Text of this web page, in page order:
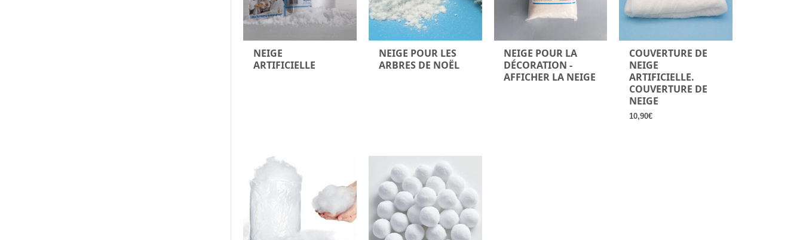
NEIGE
ARTIFICIELLE
NEIGE POUR LES
ARBRES DE NOËL
NEIGE POUR LA
DÉCORATION -
AFFICHER LA NEIGE
COUVERTURE DE
NEIGE
ARTIFICIELLE.
COUVERTURE DE
NEIGE
10,90€